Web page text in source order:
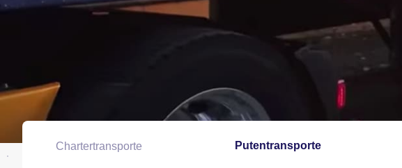
Chartertransporte Putentransporte